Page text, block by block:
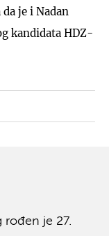
je i Nadan
kandidata HDZ-
rođen je 27.